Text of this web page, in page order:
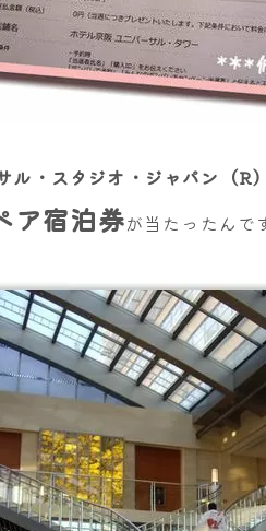
ル・スタジオ・ジャパン（R
ア宿泊券が当たったんで